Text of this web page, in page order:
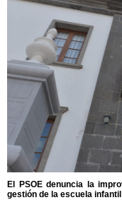
El PSOE denuncia la
gestión de la escuela